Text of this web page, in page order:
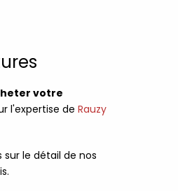
votre
l'expertise de Rauzy
le détail de nos